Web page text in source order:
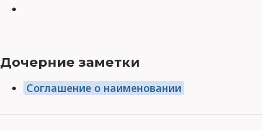
Дочерние заметки
Соглашение о наименовании